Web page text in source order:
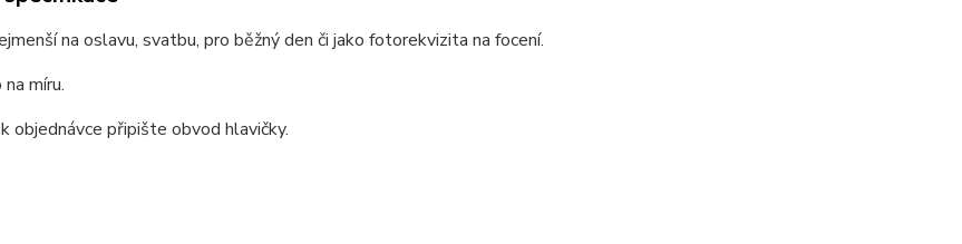
na oslavu, svatbu, pro běžný den či jako fotorekvizita na focení.
míru.
objednávce připište obvod hlavičky.